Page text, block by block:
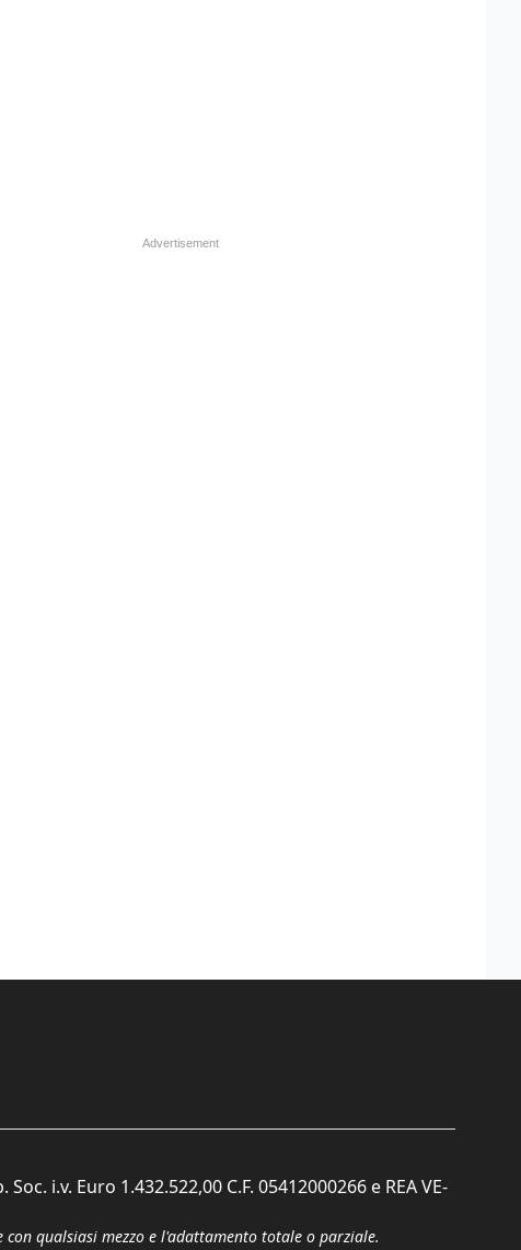
i.v. Euro 1.432.522,00 C.F. 05412000266 e REA VE-
qualsiasi mezzo e l'adattamento totale o parziale.